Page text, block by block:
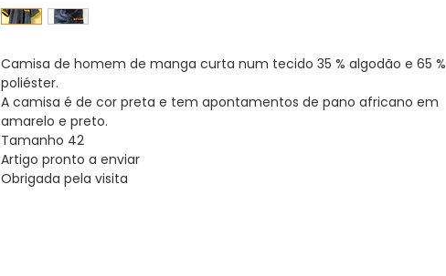
Camisa de homem de manga curta num tecido 35 % algodão e 65 %
poliéster.
A camisa é de cor preta e tem apontamentos de pano africano em
amarelo e preto.
Tamanho 42
Artigo pronto a enviar
Obrigada pela visita